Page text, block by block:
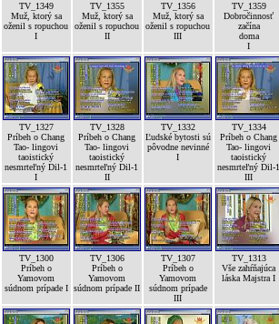
TV_1349
Muž, ktorý sa
oženil s ropuchou
I
TV_1355
Muž, ktorý sa
oženil s ropuchou
II
TV_1356
Muž, ktorý sa
oženil s ropuchou
III
TV_1359
Dobročinnosť
začína
doma
I
TV_1327
Príbeh o Chang
Tao- lingovi
taoistický
nesmrteľný Dil-1
I
TV_1328
Príbeh o Chang
Tao- lingovi
taoistický
nesmrteľný Dil-1
II
TV_1332
Ľudské bytosti sú
pôvodne nevinné
I
TV_1334
Príbeh o Chang
Tao- lingovi
taoistický
nesmrteľný Dil-1
III
TV_1300
Príbeh o
Yamovom
súdnom prípade I
TV_1306
Príbeh o
Yamovom
súdnom prípade II
TV_1307
Príbeh o
Yamovom
súdnom prípade
III
TV_1313
Vše zahŕňajúca
láska Majstra I